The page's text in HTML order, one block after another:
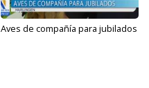
Aves de compañía para jubilados